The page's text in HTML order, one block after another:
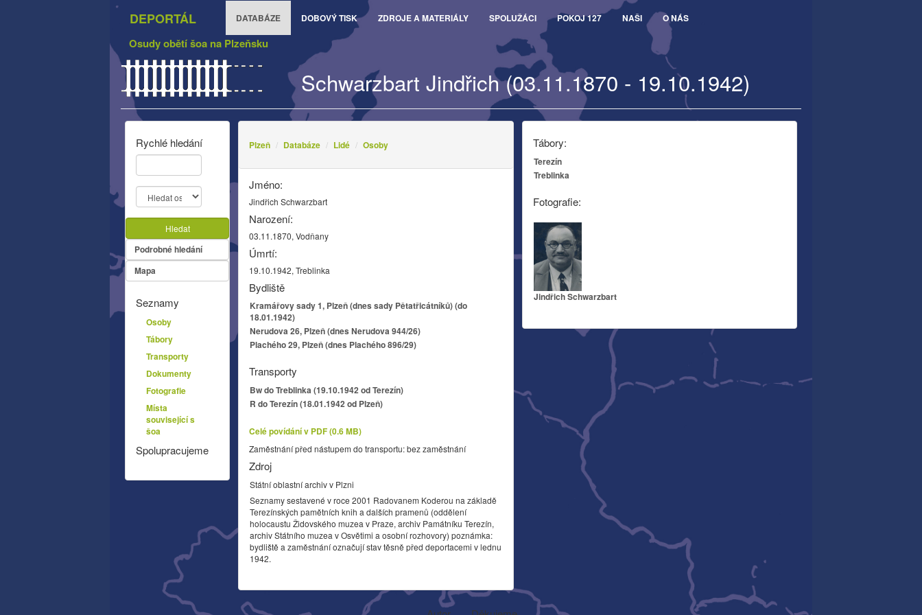
DEPORTÁL DATABÁZE DOBOVÝ TISK ZDROJE A MATERIÁLY SPOLUŽÁCI POKOJ 127 NAŠI O NÁS
Osudy obětí šoa na Plzeňsku
Schwarzbart Jindřich (03.11.1870 - 19.10.1942)
Tábory:
Terezín
Treblinka
Fotografie:
Jindřich Schwarzbart
Plzeň Databáze Lidé Osoby
Jméno:
Jindřich Schwarzbart
Narození:
03.11.1870, Vodňany
Úmrtí:
19.10.1942, Treblinka
Bydliště
Kramářovy sady 1, Plzeň (dnes sady Pětatřicátníků) (do
18.01.1942)
Nerudova 26, Plzeň (dnes Nerudova 944/26)
Plachého 29, Plzeň (dnes Plachého 896/29)
Transporty
Bw do Treblinka (19.10.1942 od Terezín)
R do Terezín (18.01.1942 od Plzeň)
Celé povídání v PDF (0.6 MB)
Zaměstnání před nástupem do transportu: bez zaměstnání
Zdroj
Státní oblastní archiv v Plzni
Seznamy sestavené v roce 2001 Radovanem Koderou na základě
Terezínských pamětních knih a dalších pramenů (oddělení
holocaustu Židovského muzea v Praze, archiv Památníku Terezín,
archiv Státního muzea v Osvětimi a osobní rozhovory) poznámka:
bydliště a zaměstnání označují stav těsně před deportacemi v lednu
1942.
Rychlé hledání
Hledat
Podrobné hledání
Mapa
Seznamy
Osoby
Tábory
Transporty
Dokumenty
Fotografie
Místa
související s
šoa
Spolupracujeme